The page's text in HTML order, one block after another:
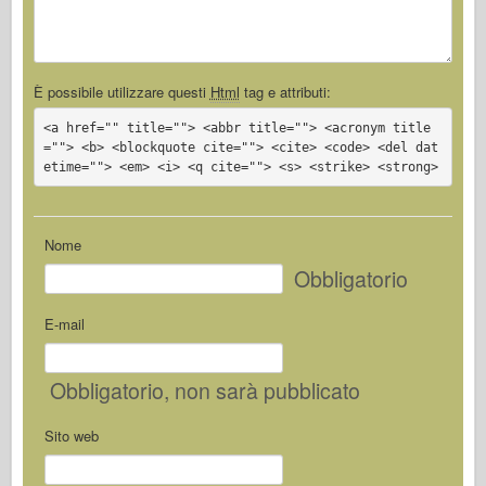
È possibile utilizzare questi Html tag e attributi:
<a href="" title=""> <abbr title=""> <acronym title
=""> <b> <blockquote cite=""> <cite> <code> <del dat
etime=""> <em> <i> <q cite=""> <s> <strike> <strong>
Nome
Obbligatorio
E-mail
Obbligatorio, non sarà pubblicato
Sito web